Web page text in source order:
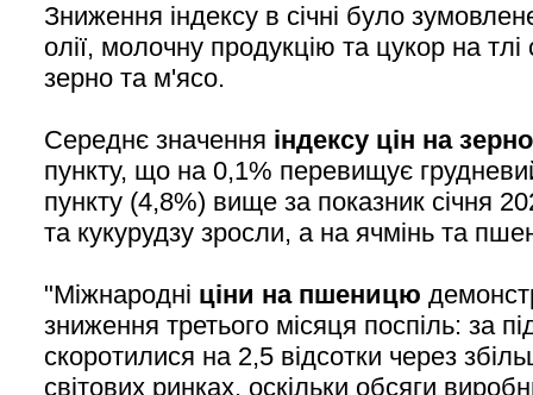
Зниження індексу в січні було
олії, молочну продукцію та цукор на тлі
зерно та м'ясо.
Середнє значення індексу цін на
пункту, що на 0,1% перевищує
пункту (4,8%) вище за показник січня
та кукурудзу зросли, а на ячмінь та
"Міжнародні ціни на пшеницю
зниження третього місяця поспіль: за
скоротилися на 2,5 відсотки через
світових ринках, оскільки обсяги